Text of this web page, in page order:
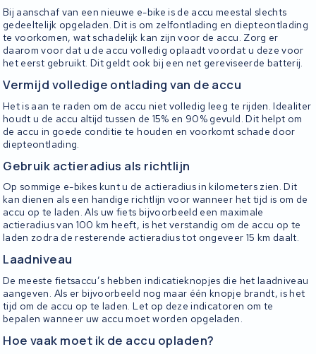
Bij aanschaf van een nieuwe e-bike is de accu meestal slechts
gedeeltelijk opgeladen. Dit is om zelfontlading en diepteontlading
te voorkomen, wat schadelijk kan zijn voor de accu. Zorg er
daarom voor dat u de accu volledig oplaadt voordat u deze voor
het eerst gebruikt. Dit geldt ook bij een net gereviseerde batterij.
Vermijd volledige ontlading van de accu
Het is aan te raden om de accu niet volledig leeg te rijden. Idealiter
houdt u de accu altijd tussen de 15% en 90% gevuld. Dit helpt om
de accu in goede conditie te houden en voorkomt schade door
diepteontlading.
Gebruik actieradius als richtlijn
Op sommige e-bikes kunt u de actieradius in kilometers zien. Dit
kan dienen als een handige richtlijn voor wanneer het tijd is om de
accu op te laden. Als uw fiets bijvoorbeeld een maximale
actieradius van 100 km heeft, is het verstandig om de accu op te
laden zodra de resterende actieradius tot ongeveer 15 km daalt.
Laadniveau
De meeste fietsaccu’s hebben indicatieknopjes die het laadniveau
aangeven. Als er bijvoorbeeld nog maar één knopje brandt, is het
tijd om de accu op te laden. Let op deze indicatoren om te
bepalen wanneer uw accu moet worden opgeladen.
Hoe vaak moet ik de accu opladen?